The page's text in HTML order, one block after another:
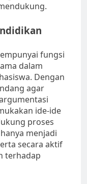
fungsi
dalam
Dengan
agar
ide-ide
proses
menjadi
secara aktif
terhadap